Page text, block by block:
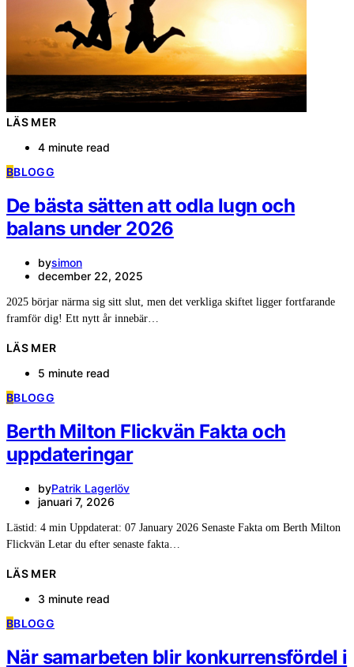
LÄS MER
4 minute read
BBLOGG
De bästa sätten att odla lugn och
balans under 2026
bysimon
december 22, 2025
2025 börjar närma sig sitt slut, men det verkliga skiftet ligger fortfarande
framför dig! Ett nytt år innebär…
LÄS MER
5 minute read
BBLOGG
Berth Milton Flickvän Fakta och
uppdateringar
byPatrik Lagerlöv
januari 7, 2026
Lästid: 4 min Uppdaterat: 07 January 2026 Senaste Fakta om Berth Milton
Flickvän Letar du efter senaste fakta…
LÄS MER
3 minute read
BBLOGG
När samarbeten blir konkurrensfördel i